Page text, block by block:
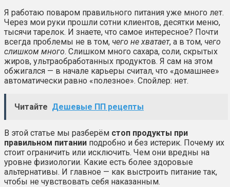
Я работаю поваром правильного питания уже много лет.
Через мои руки прошли сотни клиентов, десятки меню,
тысячи тарелок. И знаете, что самое интересное? Почти
всегда проблемы не в том, чего не хватает, а в том, чего
слишком много. Слишком много сахара, соли, скрытых
жиров, ультраобработанных продуктов. Я сам на этом
обжигался — в начале карьеры считал, что «домашнее»
автоматически равно «полезное». Спойлер: нет.
Читайте Дешевые ПП рецепты
В этой статье мы разберём стоп продукты при
правильном питании подробно и без истерик. Почему их
стоит ограничить или исключить. Чем они вредны на
уровне физиологии. Какие есть более здоровые
альтернативы. И главное — как выстроить питание так,
чтобы не чувствовать себя наказанным.